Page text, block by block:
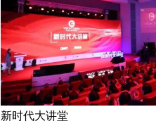
新时代大讲堂